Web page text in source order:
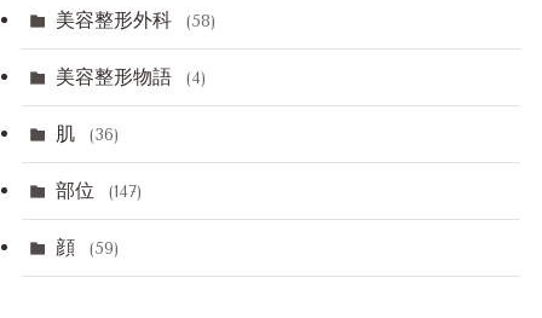
美容整形外科 (58)
美容整形物語 (4)
肌 (36)
部位 (147)
顔 (59)